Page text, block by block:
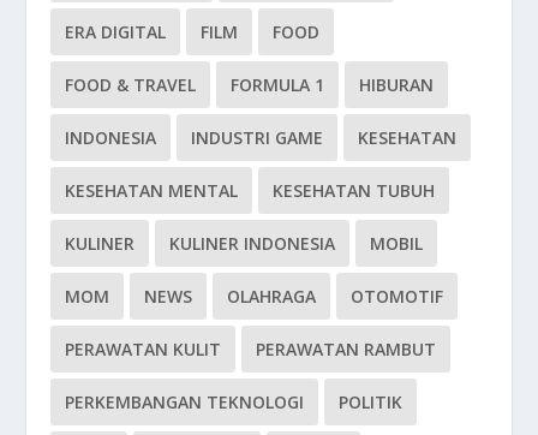
ERA DIGITAL FILM FOOD
FOOD & TRAVEL FORMULA 1 HIBURAN
INDONESIA INDUSTRI GAME KESEHATAN
KESEHATAN MENTAL KESEHATAN TUBUH
KULINER KULINER INDONESIA MOBIL
MOM NEWS OLAHRAGA OTOMOTIF
PERAWATAN KULIT PERAWATAN RAMBUT
PERKEMBANGAN TEKNOLOGI POLITIK